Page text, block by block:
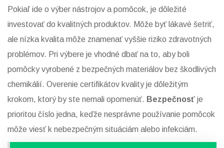
Pokiaľ ide o výber nástrojov a pomôcok, je dôležité
investovať do kvalitných produktov. Môže byť lákavé šetriť,
ale nízka kvalita môže znamenať vyššie riziko zdravotných
problémov. Pri výbere je vhodné dbať na to, aby boli
pomôcky vyrobené z bezpečných materiálov bez škodlivých
chemikálií. Overenie certifikátov kvality je dôležitým
krokom, ktorý by ste nemali opomenúť. Bezpečnosť je
prioritou číslo jedna, keďže nesprávne používanie pomôcok
môže viesť k nebezpečným situáciám alebo infekciám.